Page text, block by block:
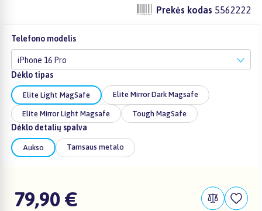
Prekės kodas 5562222
Telefono modelis
iPhone 16 Pro
Dėklo tipas
Elite Light MagSafe Elite Mirror Dark Magsafe
Elite Mirror Light Magsafe Tough MagSafe
Dėklo detalių spalva
Aukso Tamsaus metalo
79,90 €